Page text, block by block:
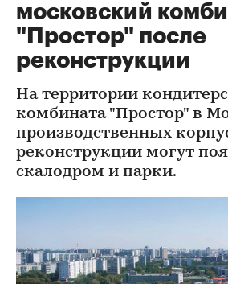
московский
"Простор" после
реконструкции
На территории
комбината "Простор" в
производственных
реконструкции могут
скалодром и парки.